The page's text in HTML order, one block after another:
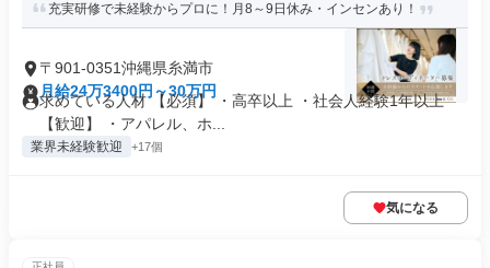
充実研修で未経験からプロに！月8～9日休み・インセンあり！
〒901-0351沖縄県糸満市
月給24万3400円～30万円
求めている人材 【必須】 ・高卒以上 ・社会人経験1年以上
【歓迎】 ・アパレル、ホ...
業界未経験歓迎 +17個
気になる